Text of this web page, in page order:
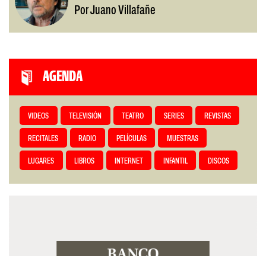
Por Juano Villafañe
AGENDA
VIDEOS TELEVISIÓN TEATRO SERIES REVISTAS
RECITALES RADIO PELÍCULAS MUESTRAS
LUGARES LIBROS INTERNET INFANTIL DISCOS